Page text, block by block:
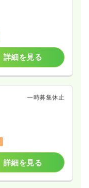
詳細を見る
一時募集休止
詳細を見る